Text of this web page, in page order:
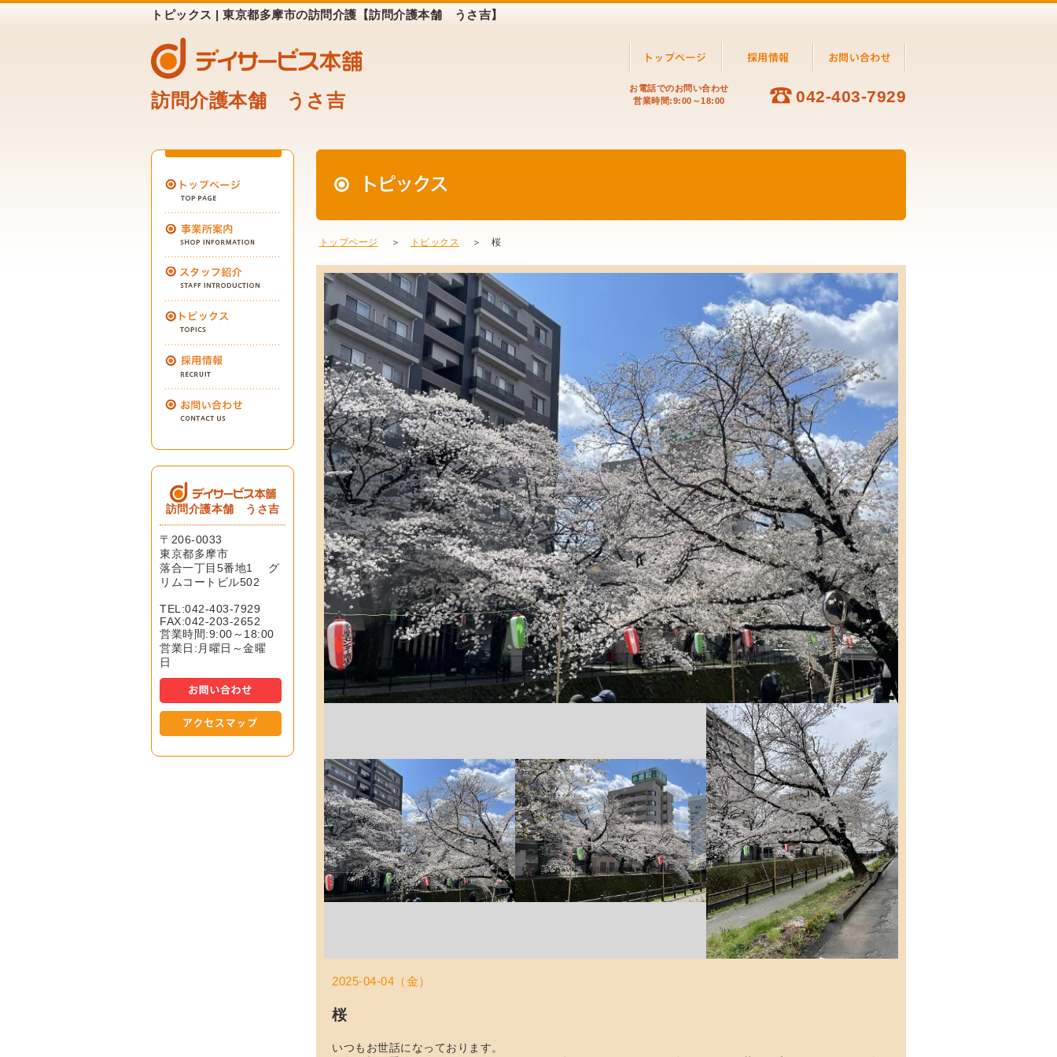
トピックス | 東京都多摩市の訪問介護【訪問介護本舗 うさ吉】
訪問介護本舗 うさ吉
お電話でのお問い合わせ
営業時間:9:00～18:00
042-403-7929
訪問介護本舗 うさ吉
〒206-0033
東京都多摩市
落合一丁目5番地1 グ
リムコートビル502
TEL:042-403-7929
FAX:042-203-2652
営業時間:9:00～18:00
営業日:月曜日～金曜
日
トップページ ＞ トピックス ＞ 桜
2025-04-04（金）
桜
いつもお世話になっております。